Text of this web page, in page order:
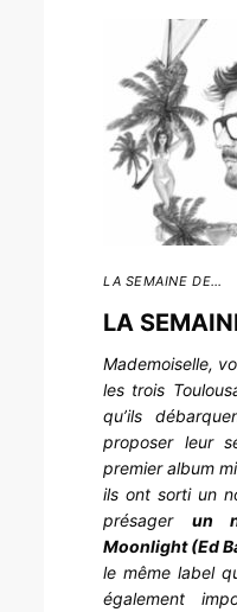
LA SEMAINE DE…
LA
Mademoiselle,
les trois
qu’ils
proposer leur
premier album
ils ont sorti un
présager un
Moonlight (Ed
le même label
également